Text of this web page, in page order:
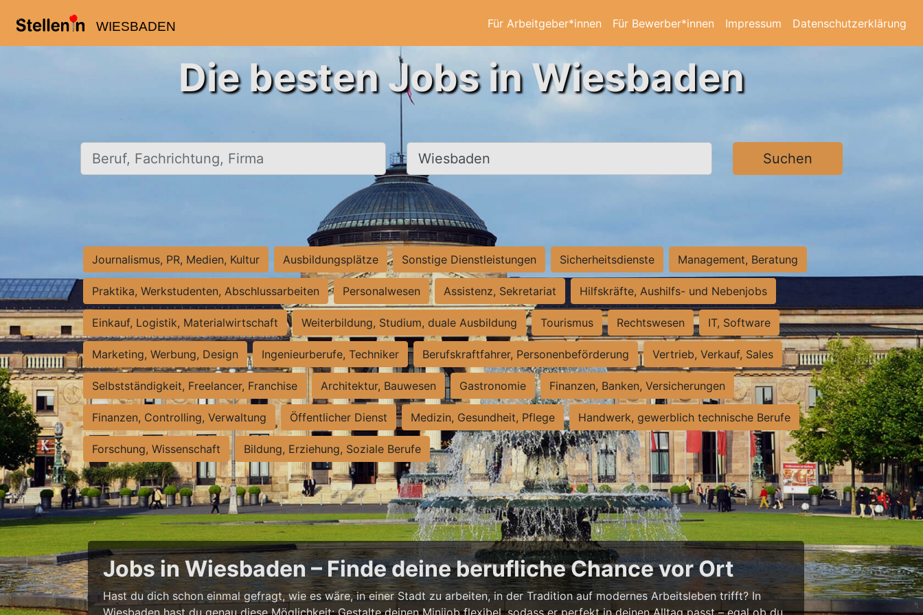
WIESBADEN Für Arbeitgeber*innen Für Bewerber*innen Impressum Datenschutzerklärung
Die besten Jobs in Wiesbaden
Beruf, Fachrichtung, Firma Ort, Stadt Suchen
Journalismus, PR, Medien, Kultur Ausbildungsplätze Sonstige Dienstleistungen Sicherheitsdienste Management, Beratung
Praktika, Werkstudenten, Abschlussarbeiten Personalwesen Assistenz, Sekretariat Hilfskräfte, Aushilfs- und Nebenjobs
Einkauf, Logistik, Materialwirtschaft Weiterbildung, Studium, duale Ausbildung Tourismus Rechtswesen IT, Software
Marketing, Werbung, Design Ingenieurberufe, Techniker Berufskraftfahrer, Personenbeförderung Vertrieb, Verkauf, Sales
Selbstständigkeit, Freelancer, Franchise Architektur, Bauwesen Gastronomie Finanzen, Banken, Versicherungen
Finanzen, Controlling, Verwaltung Öffentlicher Dienst Medizin, Gesundheit, Pflege Handwerk, gewerblich technische Berufe
Forschung, Wissenschaft Bildung, Erziehung, Soziale Berufe
Jobs in Wiesbaden – Finde deine berufliche Chance vor Ort
Hast du dich schon einmal gefragt, wie es wäre, in einer Stadt zu arbeiten, in der Tradition auf modernes Arbeitsleben trifft? In